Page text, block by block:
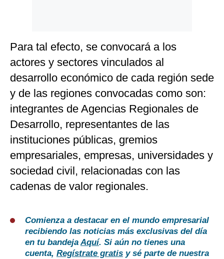
Para tal efecto, se convocará a los
actores y sectores vinculados al
desarrollo económico de cada región sede
y de las regiones convocadas como son:
integrantes de Agencias Regionales de
Desarrollo, representantes de las
instituciones públicas, gremios
empresariales, empresas, universidades y
sociedad civil, relacionadas con las
cadenas de valor regionales.
Comienza a destacar en el mundo empresarial
recibiendo las noticias más exclusivas del día
en tu bandejaAquí. Si aún no tienes una
cuenta, Regístrate gratis y sé parte de nuestra